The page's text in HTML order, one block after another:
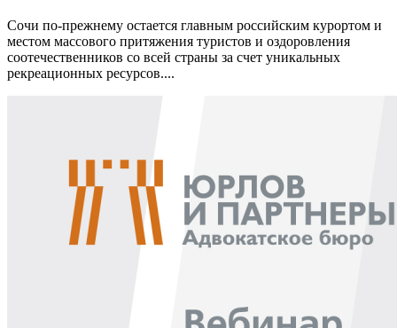
Сочи по-прежнему остается главным российским курортом и
местом массового притяжения туристов и оздоровления
соотечественников со всей страны за счет уникальных
рекреационных ресурсов....